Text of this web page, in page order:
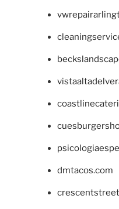
dmtacos.com